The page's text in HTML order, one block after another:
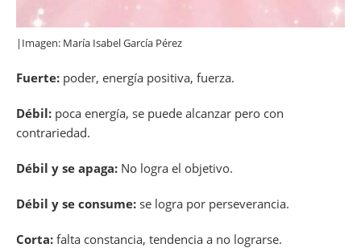
|Imagen: María Isabel García Pérez
Fuerte: poder, energía positiva, fuerza.
Débil: poca energía, se puede alcanzar pero con
contrariedad.
Débil y se apaga: No logra el objetivo.
Débil y se consume: se logra por perseverancia.
Corta: falta constancia, tendencia a no lograrse.